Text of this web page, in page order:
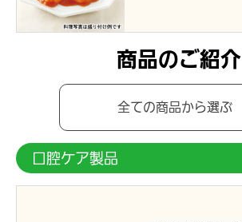
商品のご紹介
全ての商品から選ぶ
口腔ケア製品